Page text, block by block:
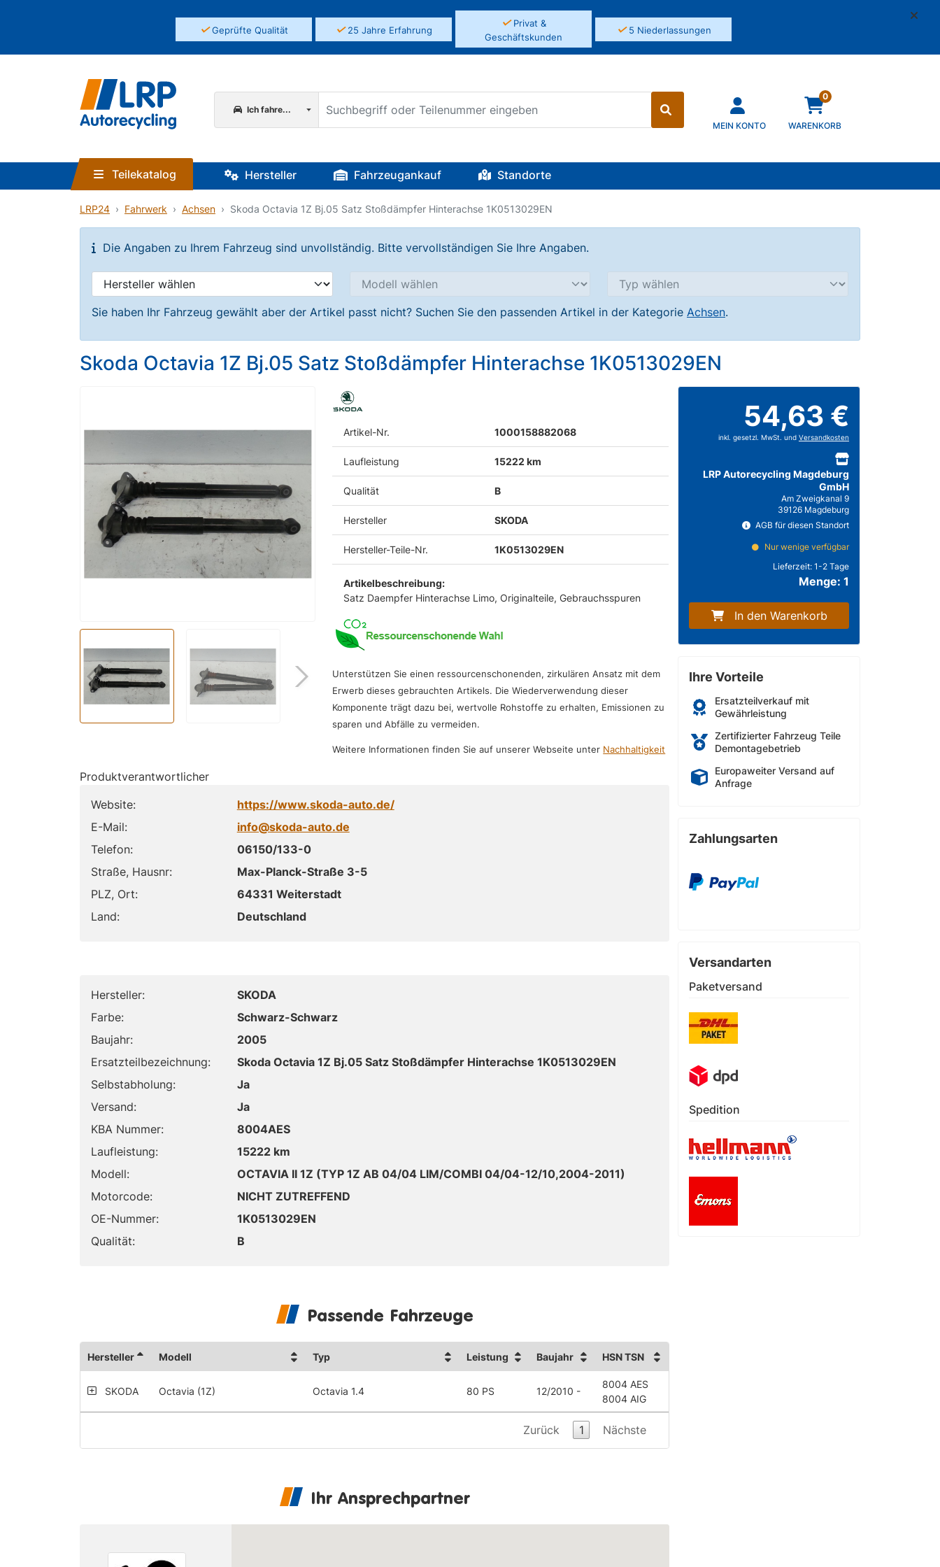
✓Geprüfte Qualität ✓25 Jahre Erfahrung
✓Privat &
Geschäftskunden
✓5 Niederlassungen
Ich fahre...
MEIN KONTO
0
WARENKORB
Teilekatalog Hersteller Fahrzeugankauf Standorte
LRP24 Fahrwerk Achsen Skoda Octavia 1Z Bj.05 Satz Stoßdämpfer Hinterachse 1K0513029EN
Die Angaben zu Ihrem Fahrzeug sind unvollständig. Bitte vervollständigen Sie Ihre Angaben.
Sie haben Ihr Fahrzeug gewählt aber der Artikel passt nicht? Suchen Sie den passenden Artikel in der Kategorie Achsen.
Skoda Octavia 1Z Bj.05 Satz Stoßdämpfer Hinterachse 1K0513029EN
Artikel-Nr. 1000158882068
Laufleistung 15222 km
Qualität B
Hersteller SKODA
Hersteller-Teile-Nr. 1K0513029EN
Artikelbeschreibung:
Satz Daempfer Hinterachse Limo, Originalteile, Gebrauchsspuren
Unterstützen Sie einen ressourcenschonenden, zirkulären Ansatz mit dem
Erwerb dieses gebrauchten Artikels. Die Wiederverwendung dieser
Komponente trägt dazu bei, wertvolle Rohstoffe zu erhalten, Emissionen zu
sparen und Abfälle zu vermeiden.
Weitere Informationen finden Sie auf unserer Webseite unter Nachhaltigkeit
Produktverantwortlicher
Website:
https://www.skoda-auto.de/
E-Mail:
info@skoda-auto.de
Telefon:
06150/133-0
Straße, Hausnr:
Max-Planck-Straße 3-5
PLZ, Ort:
64331 Weiterstadt
Land:
Deutschland
Hersteller:
SKODA
Farbe:
Schwarz-Schwarz
Baujahr:
2005
Ersatzteilbezeichnung:
Skoda Octavia 1Z Bj.05 Satz Stoßdämpfer Hinterachse 1K0513029EN
Selbstabholung:
Ja
Versand:
Ja
KBA Nummer:
8004AES
Laufleistung:
15222 km
Modell:
OCTAVIA II 1Z (TYP 1Z AB 04/04 LIM/COMBI 04/04-12/10,2004-2011)
Motorcode:
NICHT ZUTREFFEND
OE-Nummer:
1K0513029EN
Qualität:
B
Passende Fahrzeuge
Hersteller Modell Typ Leistung Baujahr HSN TSN
SKODA Octavia (1Z) Octavia 1.4 80 PS 12/2010 -
8004 AES
8004 AIG
Zurück 1 Nächste
Ihr Ansprechpartner
54,63 €
inkl. gesetzl. MwSt. und Versandkosten
LRP Autorecycling Magdeburg
GmbH
Am Zweigkanal 9
39126 Magdeburg
AGB für diesen Standort
Nur wenige verfügbar
Lieferzeit: 1-2 Tage
Menge: 1
In den Warenkorb
Ihre Vorteile
Ersatzteilverkauf mit
Gewährleistung
Zertifizierter Fahrzeug Teile
Demontagebetrieb
Europaweiter Versand auf
Anfrage
Zahlungsarten
Versandarten
Paketversand
Spedition